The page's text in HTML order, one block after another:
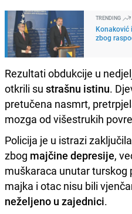
TRENDING
Konaković
zbog
Rezultati obdukcije u
otkrili su strašnu istinu.
pretučena nasmrt,
mozga od višestrukih
Policija je u istrazi
zbog majčine depresije,
muškaraca unutar turskog
majka i otac nisu bili
neželjeno u zajednici.